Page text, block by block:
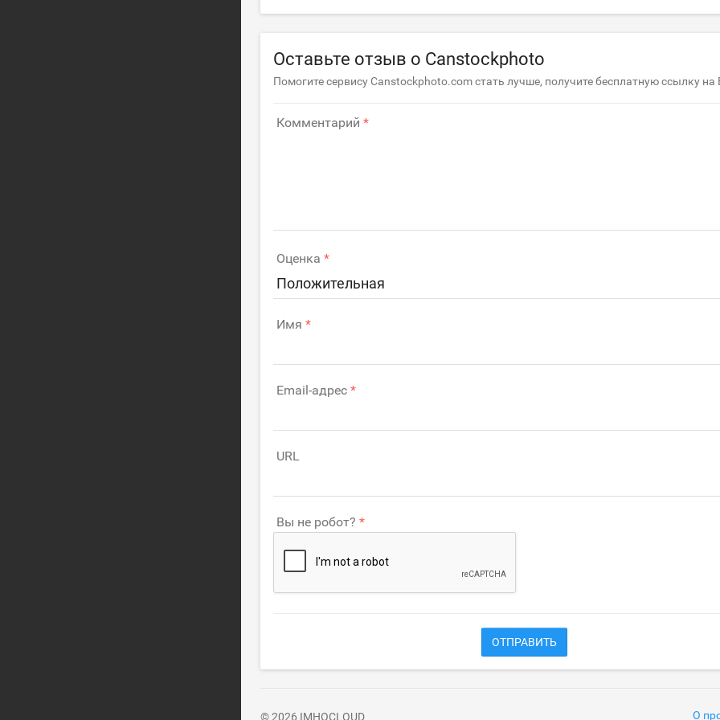
Оставьте отзыв о Canstockphoto
Помогите сервису Canstockphoto.com стать лучше, получите бесплатную ссылку на
Комментарий
Оценка
Положительная
Имя
Email-адрес
URL
Вы не робот?
ОТПРАВИТЬ
О
© 2026 IMHOCLOUD